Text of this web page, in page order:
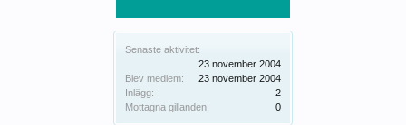
Senaste aktivitet:
23 november 2004
Blev medlem:
23 november 2004
Inlägg:
2
Mottagna gillanden:
0